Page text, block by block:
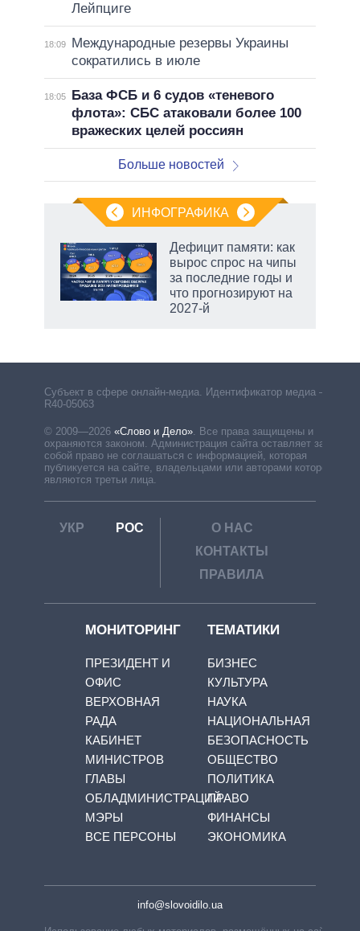
Лейпциге
18:09
Международные резервы Украины
сократились в июле
18:05
База ФСБ и 6 судов «теневого
флота»: СБС атаковали более 100
вражеских целей россиян
Больше новостей
ИНФОГРАФИКА
Дефицит памяти: как
вырос спрос на чипы
за последние годы и
что прогнозируют на
2027-й
Субъект в сфере онлайн-медиа. Идентификатор медиа –
R40-05063
© 2009—2026 «Слово и Дело». Все права защищены и
охраняются законом. Администрация сайта оставляет за
собой право не соглашаться с информацией, которая
публикуется на сайте, владельцами или авторами которой
являются третьи лица.
УКР РОС
О НАС
КОНТАКТЫ
ПРАВИЛА
МОНИТОРИНГ
ПРЕЗИДЕНТ И
ОФИС
ВЕРХОВНАЯ
РАДА
КАБИНЕТ
МИНИСТРОВ
ГЛАВЫ
ОБЛАДМИНИСТРАЦИЙ
МЭРЫ
ВСЕ ПЕРСОНЫ
ТЕМАТИКИ
БИЗНЕС
КУЛЬТУРА
НАУКА
НАЦИОНАЛЬНАЯ
БЕЗОПАСНОСТЬ
ОБЩЕСТВО
ПОЛИТИКА
ПРАВО
ФИНАНСЫ
ЭКОНОМИКА
info@slovoidilo.ua